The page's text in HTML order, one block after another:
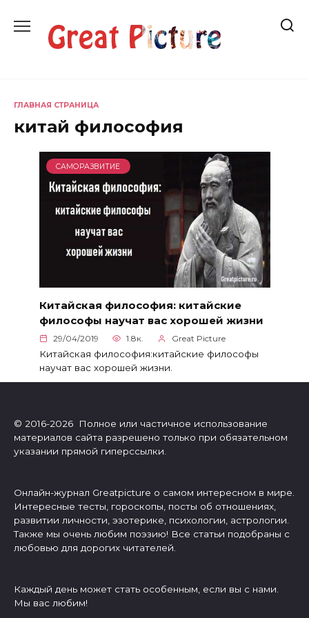
содержанию
ГЛАВНАЯ СТРАНИЦА
китай философия
САМОРАЗВИТИЕ
Китайская философия: китайские
философы научат вас хорошей жизни
29/04/2019 1.8к. Great Picture
Китайская философия:китайские философы
научат вас хорошей жизни.
© 2016-2026 Полное или частичное использование
материалов сайта разрешено только при обязательном
указании прямой гиперссылки.
Онлайн-журнал Greatpicture о самом интересном в мире.
Интересные тесты, гороскопы, посты об отношениях,
развитии личности, эзотерике, психологии, астрологии.
Также мы очень любим поэзию! Все статьи подобраны с
любовью для дорогих читателей.
Каждый день может стать особенным, если вы с нами.
Мы вас любим!